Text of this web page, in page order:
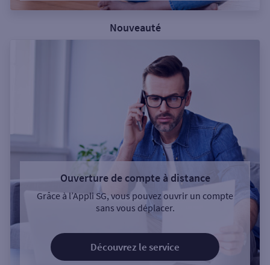
Nouveauté
Ouverture de compte à distance
Grâce à l’Appli SG, vous pouvez ouvrir un compte
sans vous déplacer.
Découvrez le service